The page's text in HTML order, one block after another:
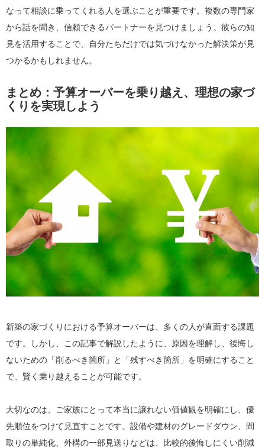
なって相談に乗ってくれる人を選ぶことが重要です。複数の専門家
から話を聞き、信頼できるパートナーを見つけましょう。彼らの知
見を活用することで、自分たちだけでは気づけなかった解決策が見
つかるかもしれません。
まとめ：予算オーバーを乗り越え、理想の家づ
くりを実現しよう
新築の家づくりにおける予算オーバーは、多くの人が直面する課題
です。しかし、この記事で解説したように、原因を理解し、後悔し
ないための「削るべき箇所」と「残すべき箇所」を明確にすること
で、賢く乗り越えることが可能です。
大切なのは、ご家族にとって本当に譲れない価値観を明確にし、優
先順位をつけて見直すことです。設備や建材のグレードダウン、間
取りの単純化、外構の一部見送りなどは、比較的後悔しにくい削減